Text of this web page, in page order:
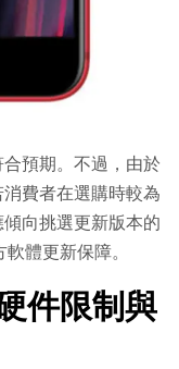
預期。不過，由於
費者在選購時較為
向挑選更新版本的
體更新保障。
件限制與